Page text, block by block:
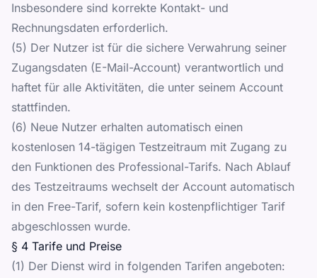
Insbesondere sind korrekte Kontakt- und
Rechnungsdaten erforderlich.
(5) Der Nutzer ist für die sichere Verwahrung seiner
Zugangsdaten (E-Mail-Account) verantwortlich und
haftet für alle Aktivitäten, die unter seinem Account
stattfinden.
(6) Neue Nutzer erhalten automatisch einen
kostenlosen 14-tägigen Testzeitraum mit Zugang zu
den Funktionen des Professional-Tarifs. Nach Ablauf
des Testzeitraums wechselt der Account automatisch
in den Free-Tarif, sofern kein kostenpflichtiger Tarif
abgeschlossen wurde.
§ 4 Tarife und Preise
(1) Der Dienst wird in folgenden Tarifen angeboten: